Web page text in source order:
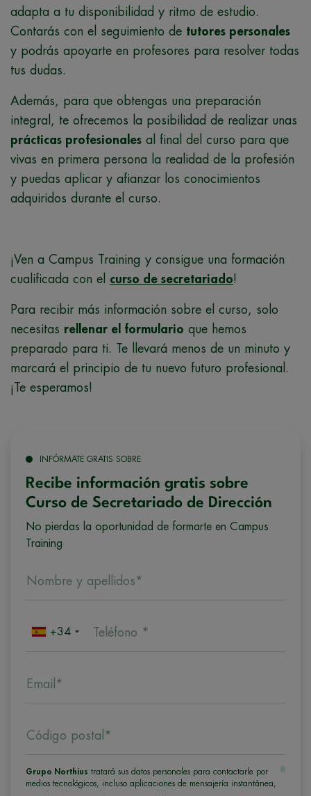
adapta a tu disponibilidad y ritmo de estudio.
Contarás con el seguimiento de tutores personales
y podrás apoyarte en profesores para resolver todas
tus dudas.
Además, para que obtengas una preparación
integral, te ofrecemos la posibilidad de realizar unas
prácticas profesionales al final del curso para que
vivas en primera persona la realidad de la profesión
y puedas aplicar y afianzar los conocimientos
adquiridos durante el curso.
¡Ven a Campus Training y consigue una formación
cualificada con el curso de secretariado!
Para recibir más información sobre el curso, solo
necesitas rellenar el formulario que hemos
preparado para ti. Te llevará menos de un minuto y
marcará el principio de tu nuevo futuro profesional.
¡Te esperamos!
INFÓRMATE GRATIS SOBRE
Recibe información gratis sobre
Curso de Secretariado de Dirección
No pierdas la oportunidad de formarte en Campus
Training
Nombre y apellidos*
+34 Teléfono *
Email*
Código postal*
Grupo Northius tratará sus datos personales para contactarle por
medios tecnológicos, incluso aplicaciones de mensajería instantánea,